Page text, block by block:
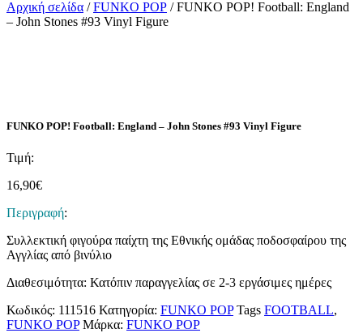
Αρχική σελίδα /FUNKO POP / FUNKO POP! Football: England
– John Stones #93 Vinyl Figure
FUNKO POP! Football: England – John Stones #93 Vinyl Figure
Τιμή:
16,90€
Περιγραφή:
Συλλεκτική φιγούρα παίχτη της Εθνικής ομάδας ποδοσφαίρου της
Αγγλίας από βινύλιο
Διαθεσιμότητα: Κατόπιν παραγγελίας σε 2-3 εργάσιμες ημέρες
Κωδικός: 111516 Κατηγορία: FUNKO POP Tags FOOTBALL,
FUNKO POP Μάρκα: FUNKO POP